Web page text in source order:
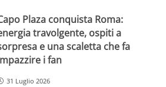
Plaza conquista Roma:
travolgente, ospiti a
e una scaletta che fa
i fan
31 Luglio 2026